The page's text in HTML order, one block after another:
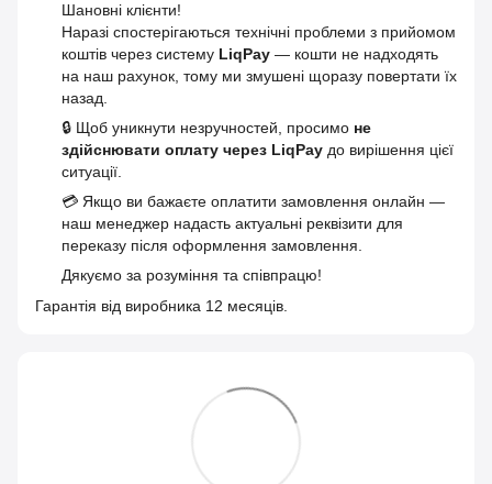
Шановні клієнти!
Наразі спостерігаються технічні проблеми з прийомом
коштів через систему LiqPay — кошти не надходять
на наш рахунок, тому ми змушені щоразу повертати їх
назад.
🔒 Щоб уникнути незручностей, просимо не
здійснювати оплату через LiqPay до вирішення цієї
ситуації.
💳 Якщо ви бажаєте оплатити замовлення онлайн —
наш менеджер надасть актуальні реквізити для
переказу після оформлення замовлення.
Дякуємо за розуміння та співпрацю!
Гарантія від виробника 12 месяців.